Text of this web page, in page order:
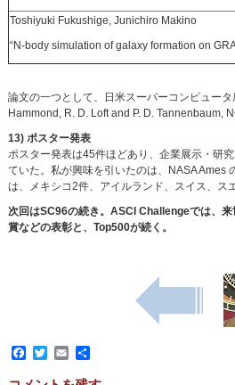
Toshiyuki Fukushige, Junichiro Makino
“N-body simulation of galaxy formation on
論文の一つとして、日米スーパーコンピュー
Hammond, R. D. Loft and P. D. Tannenbaum,
13) ポスター発表
ポスター発表は45件ほどあり、企業展示・研
ていた。私が興味を引いたのは、NASA Ames
は、メキシコ2件、アイルランド、スイス、ス
次回はSC96の続き。ASCI Challengeでは、
賞などの表彰と、Top500が続く。
Facebook
TwitterEmail
共